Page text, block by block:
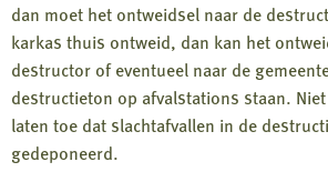
dan moet het ontweidsel naar de
karkas thuis ontweid, dan kan het
destructor of eventueel naar de
destructieton op afvalstations staan.
laten toe dat slachtafvallen in de
gedeponeerd.